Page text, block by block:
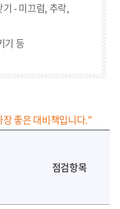
- 미끄럼, 추락,
기 등
좋은 대비책입니다."
점검항목